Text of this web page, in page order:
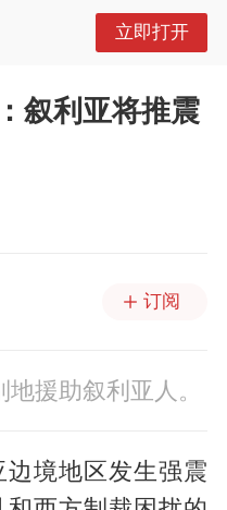
立即打开
叙利亚将推震
订阅
援助叙利亚人。
境地区发生强震